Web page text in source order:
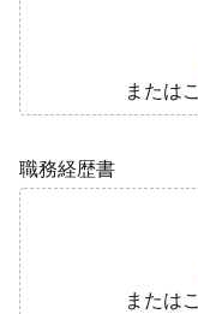
または
職務経歴書
または